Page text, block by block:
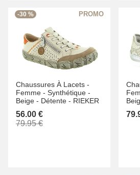
-30 %
Chaussures À Lacets -
Femme - Synthétique -
Beige - Détente - RIEKER
56.00 €
79.95 €